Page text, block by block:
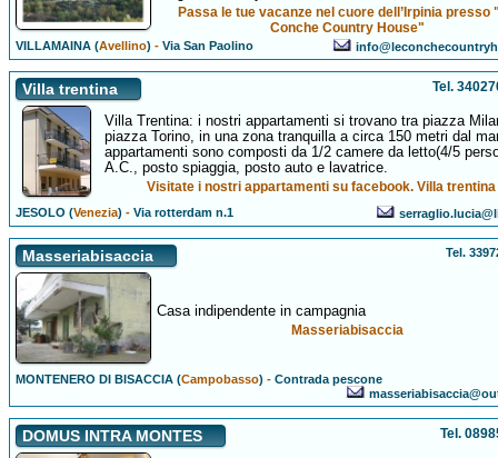
Passa le tue vacanze nel cuore dell’Irpinia presso
Conche Country House"
VILLAMAINA (Avellino) -Via San Paolino
Villa trentina Tel.
Villa Trentina: i nostri appartamenti si trovano tra piazza
piazza Torino, in una zona tranquilla a circa 150 metri dal
appartamenti sono composti da 1/2 camere da letto(4/5
A.C., posto spiaggia, posto auto e lavatrice.
Visitate i nostri appartamenti su facebook. Villa trentina
JESOLO (Venezia) -Via rotterdam n.1
Masseriabisaccia Tel.
Casa indipendente in campagnia
Masseriabisaccia
MONTENERO DI BISACCIA (Campobasso) -Contrada pescone
DOMUS INTRA MONTES Tel.